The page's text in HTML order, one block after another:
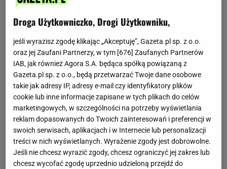
Droga Użytkowniczko, Drogi Użytkowniku,
jeśli wyrazisz zgodę klikając „Akceptuję”, Gazeta.pl sp. z o.o.
oraz jej Zaufani Partnerzy, w tym [676] Zaufanych Partnerów
IAB, jak również Agora S.A. będąca spółką powiązaną z
Gazeta.pl sp. z o.o., będą przetwarzać Twoje dane osobowe
takie jak adresy IP, adresy e-mail czy identyfikatory plików
cookie lub inne informacje zapisane w tych plikach do celów
marketingowych, w szczególności na potrzeby wyświetlania
reklam dopasowanych do Twoich zainteresowań i preferencji w
swoich serwisach, aplikacjach i w Internecie lub personalizacji
treści w nich wyświetlanych. Wyrażenie zgody jest dobrowolne.
Jeśli nie chcesz wyrazić zgody, chcesz ograniczyć jej zakres lub
chcesz wycofać zgodę uprzednio udzieloną przejdź do